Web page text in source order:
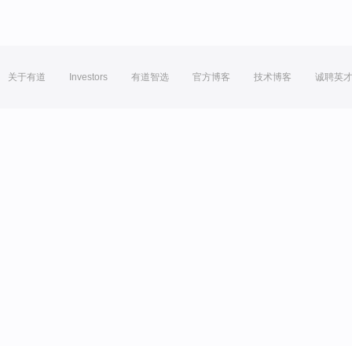
关于有道 Investors 有道智选 官方博客 技术博客 诚聘英才